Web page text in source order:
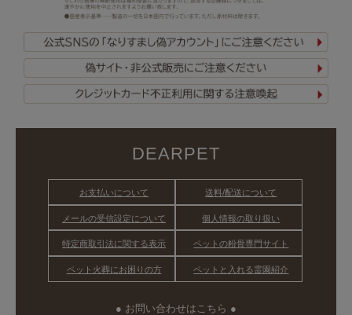
DEARPET
お支払いについて 送料/配送について
メールの受信設定について 個人情報の取り扱い
特定商取引法に関する表示 ペットの粉骨専門サイト
ペット火葬にお困りの方 ペットと入れる霊園紹介
● お問い合わせはこちら ●